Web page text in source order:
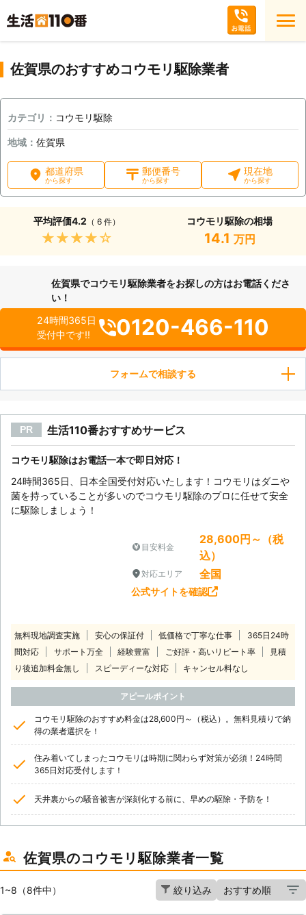
佐賀県のおすすめコウモリ駆除業者
カテゴリ： コウモリ駆除
地域： 佐賀県
都道府県
から探す
郵便番号
から探す
現在地
から探す
平均評価4.2 （ 6 件）
★★★★★
コウモリ駆除の相場
14.1 万円
佐賀県でコウモリ駆除業者をお探しの方はお電話くださ
い！
24時間365日
受付中です!!
0120-466-110
フォームで相談する
PR 生活110番おすすめサービス
コウモリ駆除はお電話一本で即日対応！
24時間365日、日本全国受付対応いたします！コウモリはダニや
菌を持っていることが多いのでコウモリ駆除のプロに任せて安全
に駆除しましょう！
目安料金
28,600円～（税
込）
対応エリア 全国
公式サイトを確認
無料現地調査実施 安心の保証付 低価格で丁寧な仕事
365日24時
間対応
サポート万全 経験豊富 ご好評・高いリピート率
見積
り後追加料金無し
スピーディーな対応 キャンセル料なし
アピールポイント
コウモリ駆除のおすすめ料金は28,600円～（税込）。無料見積りで納
得の業者選択を！
住み着いてしまったコウモリは時期に関わらず対策が必須！24時間
365日対応受付します！
天井裏からの騒音被害が深刻化する前に、早めの駆除・予防を！
佐賀県のコウモリ駆除業者一覧
1~8（8件中） 絞り込み